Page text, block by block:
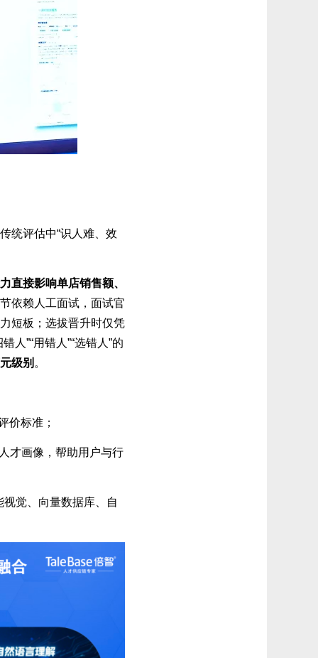
统评估中“识人难、效
直接影响单店销售额、
依赖人工面试，面试官
短板；选拔晋升时仅凭
”“用错人”“选错人”的
级别 。
价标准；
才画像，帮助用户与行
觉、向量数据库、自